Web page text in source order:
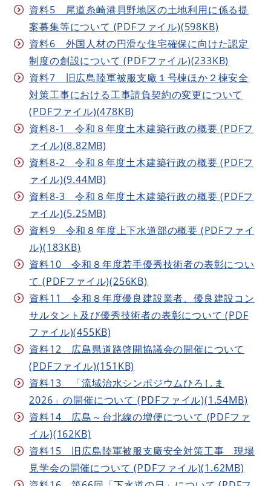
資料5 尾道糸崎港貝野地区の土地利用に係る提
案募集等について (PDFファイル)(598KB)
資料6 外国人材の円滑な住宅確保に向けた認定
制度の創設について (PDFファイル)(233KB)
資料7 旧広島陸軍被服支廠１号棟ほか２棟安全
対策工事における工事請負契約の変更について
(PDFファイル)(478KB)
資料8-1 令和８年度土木建築行政の概要 (PDFフ
ァイル)(8.82MB)
資料8-2 令和８年度土木建築行政の概要 (PDFフ
ァイル)(9.44MB)
資料8-3 令和８年度土木建築行政の概要 (PDFフ
ァイル)(5.25MB)
資料9 令和８年度上下水道部の概要 (PDFファイ
ル)(183KB)
資料10 令和８年度若手優秀技術者の表彰につい
て (PDFファイル)(256KB)
資料11 令和８年度優良建設業者、優良建設コン
サルタント及び優秀技術者の表彰について (PDF
ファイル)(455KB)
資料12 広島県道路啓開協議会の開催について
(PDFファイル)(151KB)
資料13 「流域治水シンポジウムひろしま
2026」の開催について (PDFファイル)(1.54MB)
資料14 広島～台北線の増便について (PDFファ
イル)(162KB)
資料15 旧広島陸軍被服支廠安全対策工事 現場
見学会の開催について (PDFファイル)(1.62MB)